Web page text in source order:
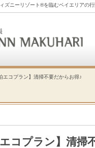
ズニーリゾート®を臨むベイエリアの行
エコプラン】清掃不要だからお得♪
コプラン】清掃